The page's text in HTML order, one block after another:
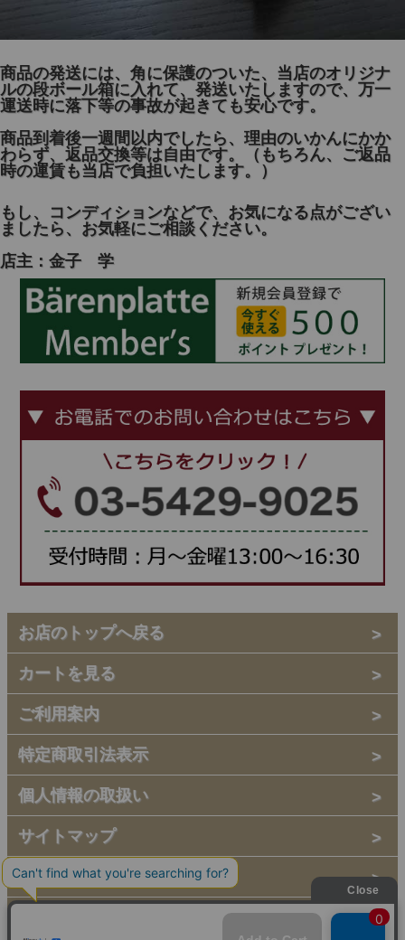
商品の発送には、角に保護のついた、当店のオリジナ
ルの段ボール箱に入れて、発送いたしますので、万一
運送時に落下等の事故が起きても安心です。
商品到着後一週間以内でしたら、理由のいかんにかか
わらず、返品交換等は自由です。（もちろん、ご返品
時の運賃も当店で負担いたします。）
もし、コンディションなどで、お気になる点がござい
ましたら、お気軽にご相談ください。
店主：金子 学
お店のトップへ戻る
カートを見る
ご利用案内
特定商取引法表示
個人情報の取扱い
サイトマップ
メルマガ登録